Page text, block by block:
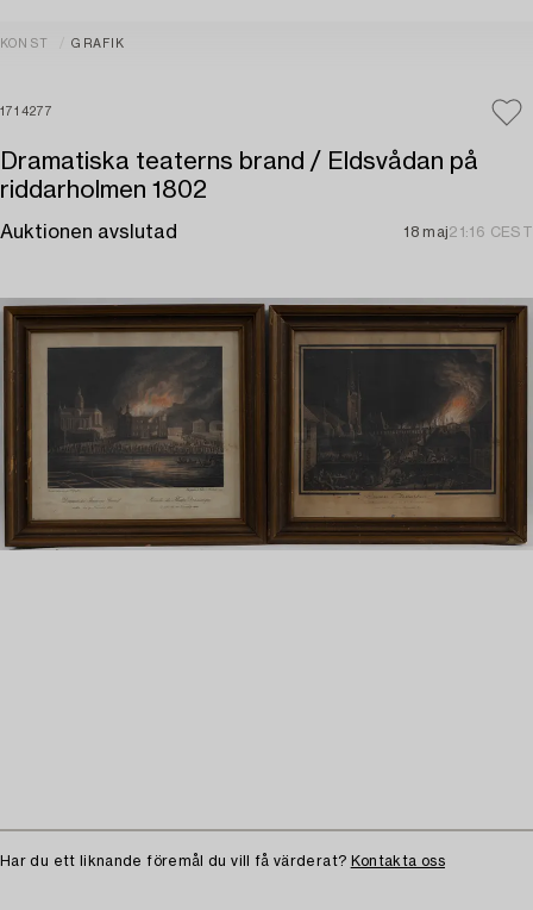
KONST GRAFIK
1714277
Dramatiska teaterns brand / Eldsvådan på
riddarholmen 1802
Auktionen avslutad 18 maj21:16 CEST
Har du ett liknande föremål du vill få värderat? Kontakta oss